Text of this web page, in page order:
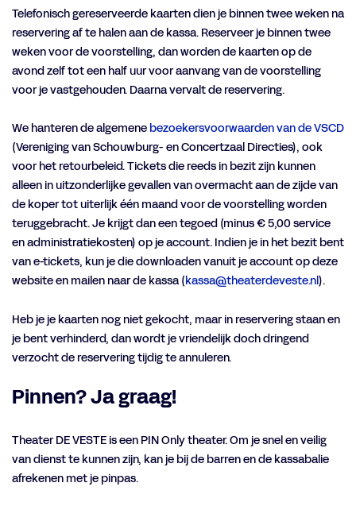
Telefonisch gereserveerde kaarten dien je binnen twee weken na
reservering af te halen aan de kassa. Reserveer je binnen twee
weken voor de voorstelling, dan worden de kaarten op de
avond zelf tot een half uur voor aanvang van de voorstelling
voor je vastgehouden. Daarna vervalt de reservering.
We hanteren de algemene bezoekersvoorwaarden van de VSCD
(Vereniging van Schouwburg- en Concertzaal Directies), ook
voor het retourbeleid. Tickets die reeds in bezit zijn kunnen
alleen in uitzonderlijke gevallen van overmacht aan de zijde van
de koper tot uiterlijk één maand voor de voorstelling worden
teruggebracht. Je krijgt dan een tegoed (minus € 5,00 service
en administratiekosten) op je account. Indien je in het bezit bent
van e-tickets, kun je die downloaden vanuit je account op deze
website en mailen naar de kassa (kassa@theaterdeveste.nl).
Heb je je kaarten nog niet gekocht, maar in reservering staan en
je bent verhinderd, dan wordt je vriendelijk doch dringend
verzocht de reservering tijdig te annuleren.
Pinnen? Ja graag!
Theater DE VESTE is een PIN Only theater. Om je snel en veilig
van dienst te kunnen zijn, kan je bij de barren en de kassabalie
afrekenen met je pinpas.